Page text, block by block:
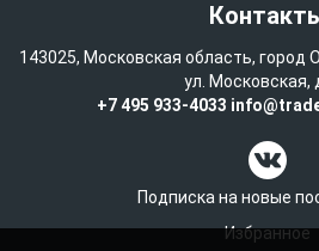
143025, Московская область, город
ул. Московская,
+7 495 933-4033
Подписка на новые
Избранное